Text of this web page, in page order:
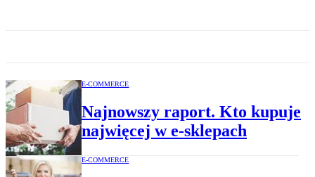
E-COMMERCE
Najnowszy raport. Kto kupuje
najwięcej w e-sklepach
E-COMMERCE